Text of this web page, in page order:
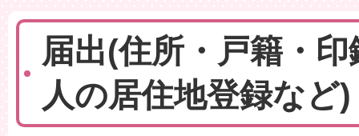
届出(住所・戸籍・
人の居住地登録など)